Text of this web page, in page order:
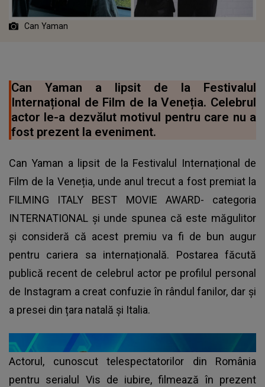
Can Yaman
Can Yaman a lipsit de la Festivalul
Internațional de Film de la Veneția. Celebrul
actor le-a dezvălut motivul pentru care nu a
fost prezent la eveniment.
Can Yaman a lipsit de la Festivalul Internațional de
Film de la Veneția, unde anul trecut a fost premiat la
FILMING ITALY BEST MOVIE AWARD- categoria
INTERNATIONAL și unde spunea că este măgulitor
și consideră că acest premiu va fi de bun augur
pentru cariera sa internațională. Postarea făcută
publică recent de celebrul actor pe profilul personal
de Instagram a creat confuzie în rândul fanilor, dar și
a presei din țara natală și Italia.
Actorul, cunoscut telespectatorilor din România
pentru serialul Vis de iubire, filmează în prezent